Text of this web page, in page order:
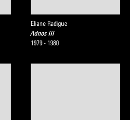
Eliane Radigue
Adnos III
1979 - 1980